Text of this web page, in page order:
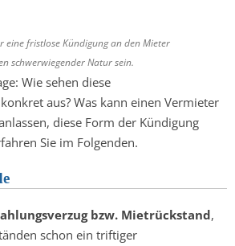
eine fristlose Kündigung an den Mieter
schwerwiegender Natur sein.
Wie sehen diese
konkret aus? Was kann einen Vermieter
diese Form der Kündigung
Sie im Folgenden.
bzw. Mietrückstand,
schon ein triftiger